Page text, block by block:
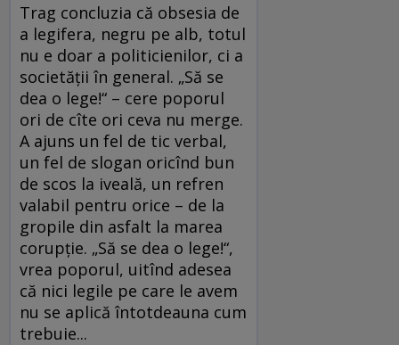
Trag concluzia că obsesia de
a legifera, negru pe alb, totul
nu e doar a politicienilor, ci a
societăţii în general. „Să se
dea o lege!“ – cere poporul
ori de cîte ori ceva nu merge.
A ajuns un fel de tic verbal,
un fel de slogan oricînd bun
de scos la iveală, un refren
valabil pentru orice – de la
gropile din asfalt la marea
corupţie. „Să se dea o lege!“,
vrea poporul, uitînd adesea
că nici legile pe care le avem
nu se aplică întotdeauna cum
trebuie...